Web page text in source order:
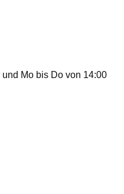
Mo bis Do von 14:00